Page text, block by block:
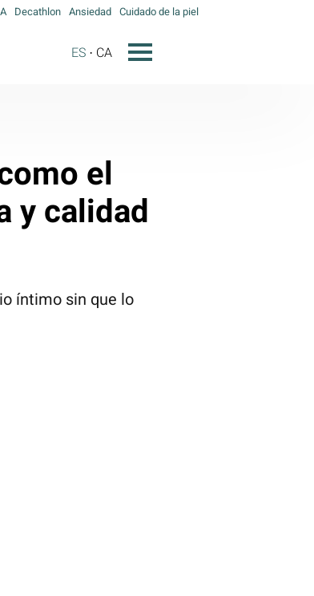
Decathlon Ansiedad Cuidado de la piel
ES CA
el
y calidad
íntimo sin que lo